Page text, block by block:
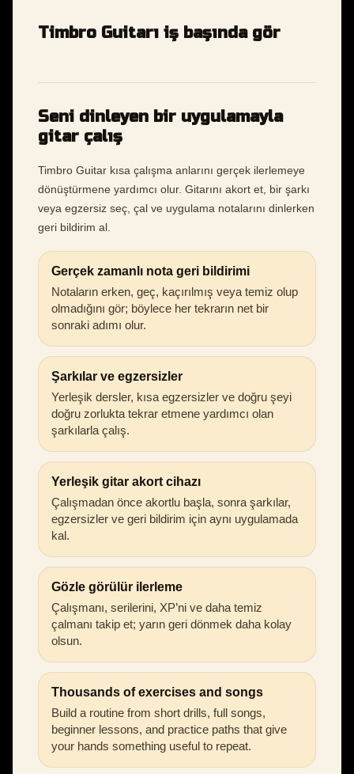
Timbro Guitarı iş başında gör
Seni dinleyen bir uygulamayla
gitar çalış
Timbro Guitar kısa çalışma anlarını gerçek ilerlemeye
dönüştürmene yardımcı olur. Gitarını akort et, bir şarkı
veya egzersiz seç, çal ve uygulama notalarını dinlerken
geri bildirim al.
Gerçek zamanlı nota geri bildirimi
Notaların erken, geç, kaçırılmış veya temiz olup
olmadığını gör; böylece her tekrarın net bir
sonraki adımı olur.
Şarkılar ve egzersizler
Yerleşik dersler, kısa egzersizler ve doğru şeyi
doğru zorlukta tekrar etmene yardımcı olan
şarkılarla çalış.
Yerleşik gitar akort cihazı
Çalışmadan önce akortlu başla, sonra şarkılar,
egzersizler ve geri bildirim için aynı uygulamada
kal.
Gözle görülür ilerleme
Çalışmanı, serilerini, XP’ni ve daha temiz
çalmanı takip et; yarın geri dönmek daha kolay
olsun.
Thousands of exercises and songs
Build a routine from short drills, full songs,
beginner lessons, and practice paths that give
your hands something useful to repeat.